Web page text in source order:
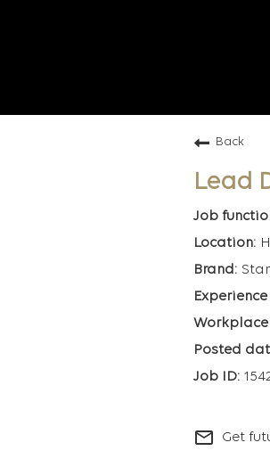
Back
Lead
mail_outline Get